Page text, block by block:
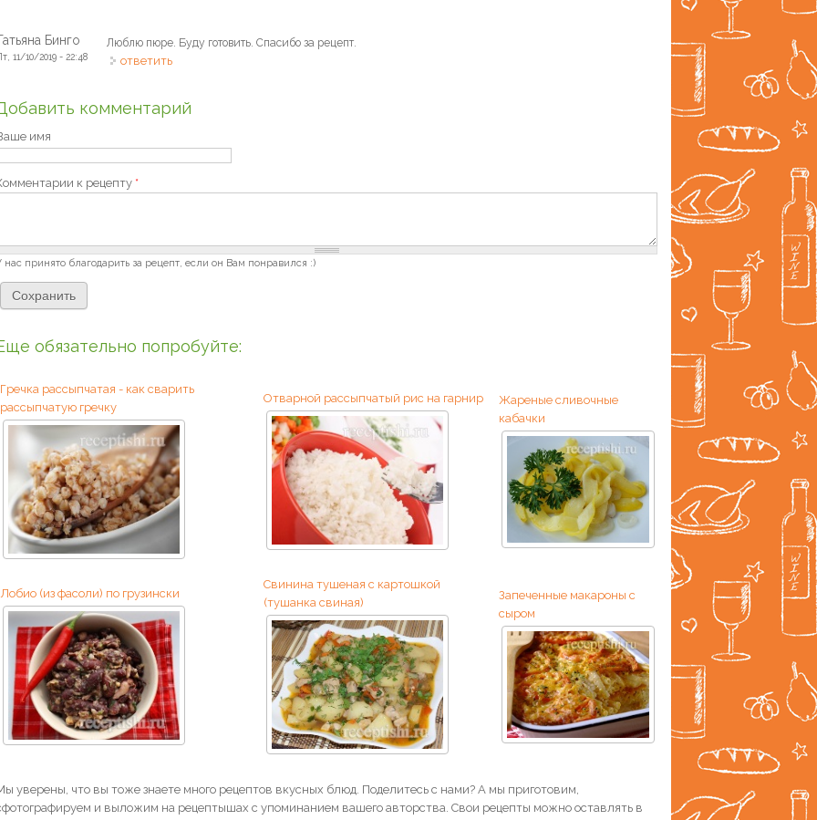
Бинго
11/10/2019 - 22:48
Люблю пюре. Буду готовить. Спасибо за рецепт.
ответить
комментарий
имя
к рецепту *
нас принято благодарить за рецепт, если он Вам понравился :)
обязательно попробуйте:
Гречка рассыпчатая - как сварить
рассыпчатую гречку
Отварной рассыпчатый рис на гарнир
Жареные сливочные
кабачки
Лобио (из фасоли) по грузински
Свинина тушеная с картошкой
(тушанка свиная)
Запеченные макароны с
сыром
уверены, что вы тоже знаете много рецептов вкусных блюд. Поделитесь с нами? А мы приготовим,
и выложим на рецептышах с упоминанием вашего авторства. Свои рецепты можно оставлять в